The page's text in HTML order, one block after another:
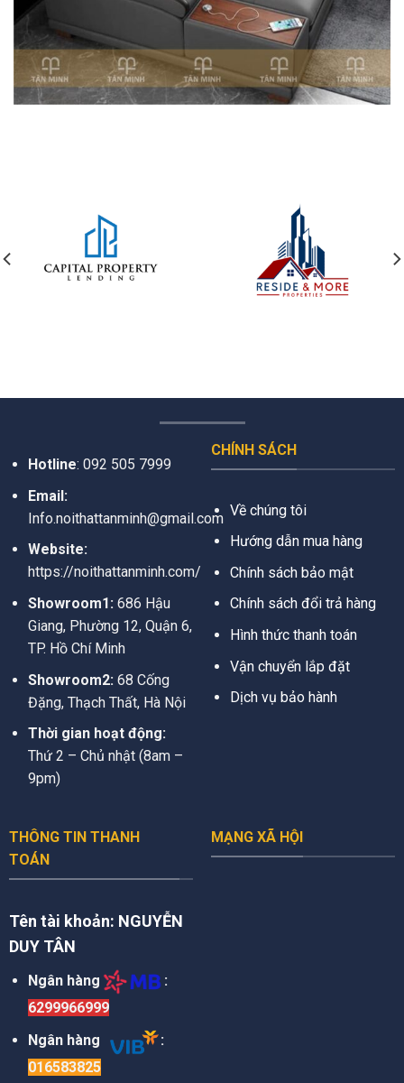
Hotline: 092 505 7999
Email:
Info.noithattanminh@gmail.com
Website:
https://noithattanminh.com/
Showroom1:686 Hậu
Giang, Phường 12, Quận 6,
TP. Hồ Chí Minh
Showroom2: 68 Cống
Đặng, Thạch Thất, Hà Nội
Thời gian hoạt động:
Thứ 2 – Chủ nhật (8am –
9pm)
CHÍNH SÁCH
Về chúng tôi
Hướng dẫn mua hàng
Chính sách bảo mật
Chính sách đổi trả hàng
Hình thức thanh toán
Vận chuyển lắp đặt
Dịch vụ bảo hành
THÔNG TIN THANH
TOÁN
Tên tài khoản: NGUYỄN
DUY TÂN
Ngân hàng
:
6299966999
Ngân hàng
:
016583825
MẠNG XÃ HỘI